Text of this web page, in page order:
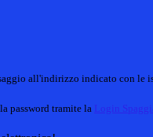
all'indirizzo indicato con le
password tramite la Login